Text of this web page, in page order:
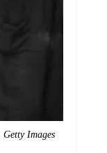
Getty Images